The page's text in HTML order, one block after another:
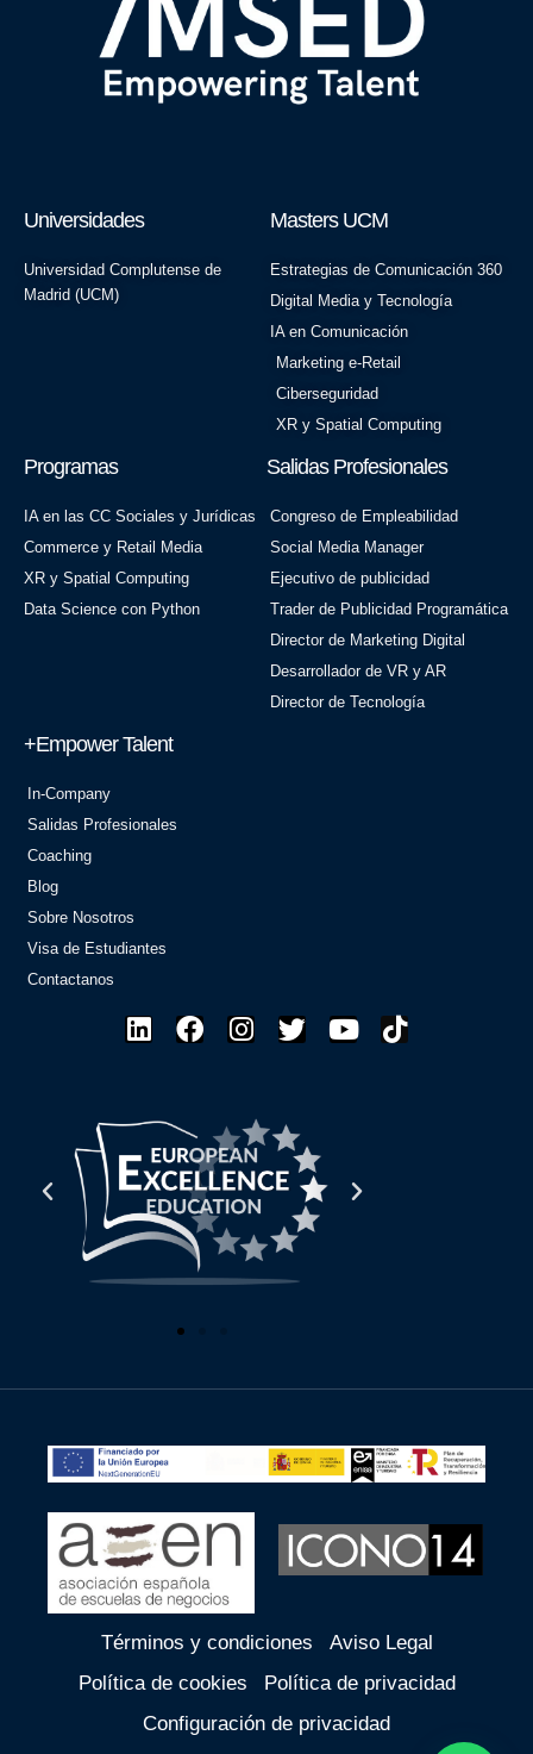
Universidades
Universidad Complutense de
Madrid (UCM)
Masters UCM
Estrategias de Comunicación 360
Digital Media y Tecnología
IA en Comunicación
Marketing e-Retail
Ciberseguridad
XR y Spatial Computing
Programas
IA en las CC Sociales y Jurídicas
Commerce y Retail Media
XR y Spatial Computing
Data Science con Python
Salidas Profesionales
Congreso de Empleabilidad
Social Media Manager
Ejecutivo de publicidad
Trader de Publicidad Programática
Director de Marketing Digital
Desarrollador de VR y AR
Director de Tecnología
+Empower Talent
In-Company
Salidas Profesionales
Coaching
Blog
Sobre Nosotros
Visa de Estudiantes
Contactanos
Términos y condiciones
Aviso Legal
Política de cookies
Política de privacidad
Configuración de privacidad